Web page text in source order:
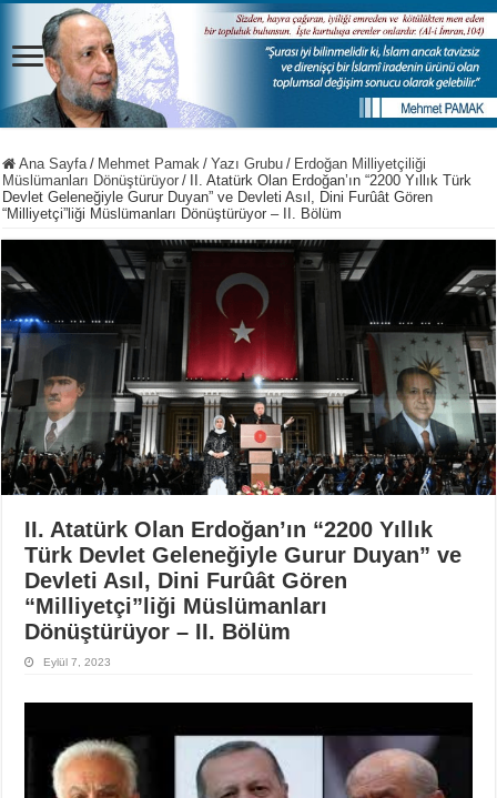
Ana Sayfa / Mehmet Pamak / Yazı Grubu / Erdoğan Milliyetçiliği
Müslümanları Dönüştürüyor /
II. Atatürk Olan Erdoğan’ın “2200 Yıllık Türk
Devlet Geleneğiyle Gurur Duyan” ve Devleti Asıl, Dini Furûât Gören
“Milliyetçi”liği Müslümanları Dönüştürüyor – II. Bölüm
II. Atatürk Olan Erdoğan’ın “2200 Yıllık
Türk Devlet Geleneğiyle Gurur Duyan” ve
Devleti Asıl, Dini Furûât Gören
“Milliyetçi”liği Müslümanları
Dönüştürüyor – II. Bölüm
Eylül 7, 2023